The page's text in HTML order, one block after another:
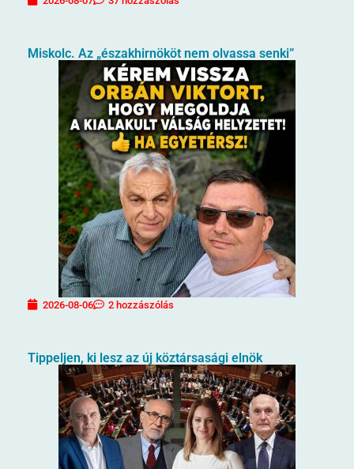
Miskolc. Az „északhirnököt nem olvassa senki”
2026-08-06 2 hozzászólás
Tippeljen, ki lesz az új köztársasági elnök